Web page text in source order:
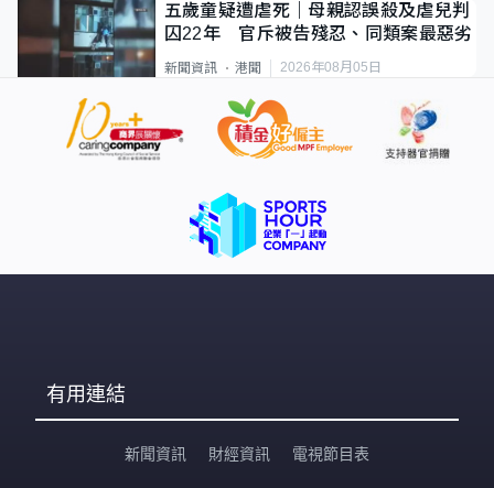
五歲童疑遭虐死｜母親認誤殺及虐兒判
囚22年 官斥被告殘忍、同類案最惡劣
新聞資訊 港聞 2026年08月05日
有用連結
新聞資訊 財經資訊 電視節目表